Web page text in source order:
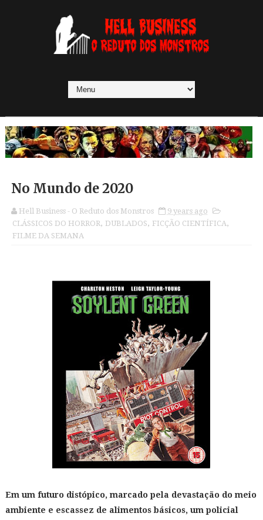
No Mundo de 2020
Hell Business - O Reduto dos Monstros
9 years ago
CLÁSSICOS DO HORROR, DUBLADOS, FICÇÃO CIENTÍFICA,
FILME DA SEMANA
Em um futuro distópico, marcado pela devastação do meio
ambiente e escassez de alimentos básicos, um policial